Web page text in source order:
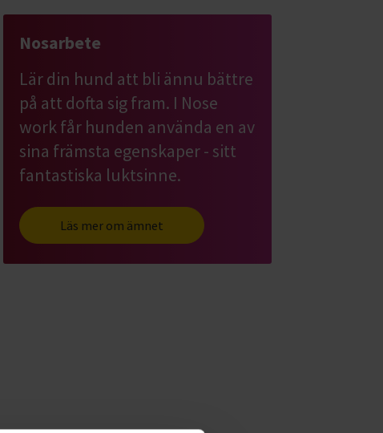
Nosarbete
Lär din hund att bli ännu bättre
på att dofta sig fram. I Nose
work får hunden använda en av
sina främsta egenskaper - sitt
fantastiska luktsinne.
Läs mer om ämnet